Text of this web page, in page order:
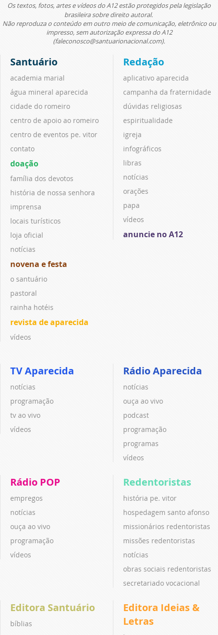
Os textos, fotos, artes e vídeos do A12 estão protegidos pela legislação
brasileira sobre direito autoral.
Não reproduza o conteúdo em outro meio de comunicação, eletrônico ou
impresso, sem autorização expressa do A12
(faleconosco@santuarionacional.com).
Santuário
academia marial
água mineral aparecida
cidade do romeiro
centro de apoio ao romeiro
centro de eventos pe. vitor
contato
doação
família dos devotos
história de nossa senhora
imprensa
locais turísticos
loja oficial
notícias
novena e festa
o santuário
pastoral
rainha hotéis
revista de aparecida
vídeos
Redação
aplicativo aparecida
campanha da fraternidade
dúvidas religiosas
espiritualidade
igreja
infográficos
libras
notícias
orações
papa
vídeos
anuncie no A12
TV Aparecida
notícias
programação
tv ao vivo
vídeos
Rádio Aparecida
notícias
ouça ao vivo
podcast
programação
programas
vídeos
Rádio POP
empregos
notícias
ouça ao vivo
programação
vídeos
Redentoristas
história pe. vitor
hospedagem santo afonso
missionários redentoristas
missões redentoristas
notícias
obras sociais redentoristas
secretariado vocacional
Editora Santuário
bíblias
Editora Ideias &
Letras